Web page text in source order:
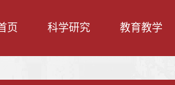
页 科学研究 教育教学